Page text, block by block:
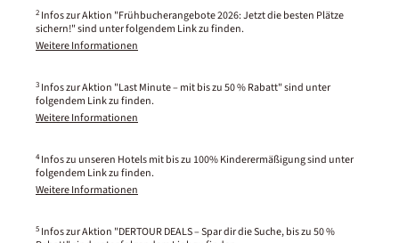
2 Infos zur Aktion "Frühbucherangebote 2026: Jetzt die besten Plätze
sichern!" sind unter folgendem Link zu finden.
Weitere Informationen
3 Infos zur Aktion "Last Minute – mit bis zu 50 % Rabatt" sind unter
folgendem Link zu finden.
Weitere Informationen
4 Infos zu unseren Hotels mit bis zu 100% Kinderermäßigung sind unter
folgendem Link zu finden.
Weitere Informationen
5 Infos zur Aktion "DERTOUR DEALS – Spar dir die Suche, bis zu 50 %